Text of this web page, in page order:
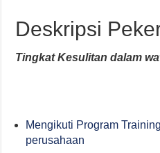
Deskripsi
Tingkat Kesulitan dalam
Mengikuti Program
perusahaan